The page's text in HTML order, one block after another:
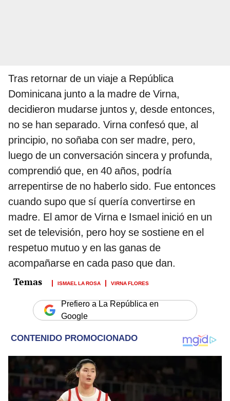
Tras retornar de un viaje a República
Dominicana junto a la madre de Virna,
decidieron mudarse juntos y, desde entonces,
no se han separado. Virna confesó que, al
principio, no soñaba con ser madre, pero,
luego de un conversación sincera y profunda,
comprendió que, en 40 años, podría
arrepentirse de no haberlo sido. Fue entonces
cuando supo que sí quería convertirse en
madre. El amor de Virna e Ismael inició en un
set de televisión, pero hoy se sostiene en el
respetuo mutuo y en las ganas de
acompañarse en cada paso que dan.
ISMAEL LA ROSA VIRNA FLORES
Prefiero a La República en
Google